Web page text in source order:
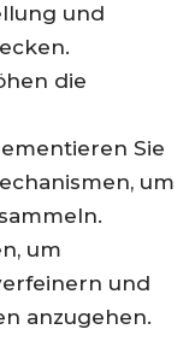
und
die
Sie
um
um
und
anzugehen.